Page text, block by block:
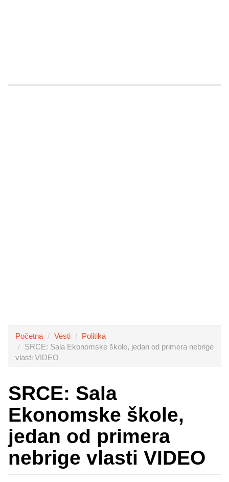
Početna Vesti
Politika
SRCE: Sala Ekonomske škole, jedan od primera nebrige
vlasti VIDEO
SRCE: Sala
Ekonomske škole,
jedan od primera
nebrige vlasti VIDEO